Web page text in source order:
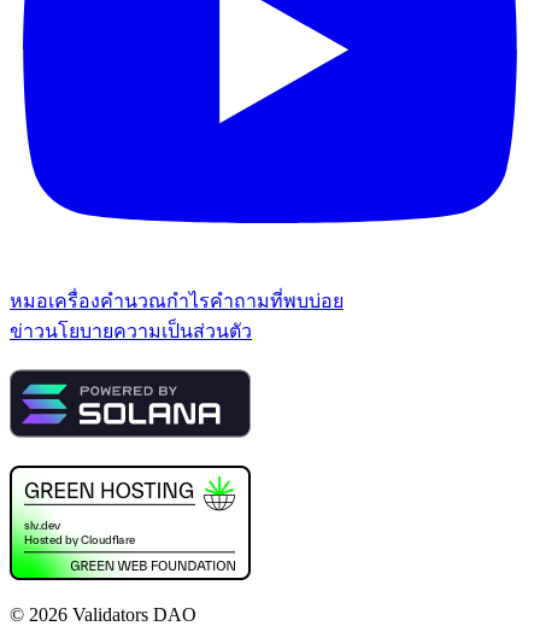
หมอเครื่องคำนวณกำไรคำถามที่พบบ่อย
ข่าวนโยบายความเป็นส่วนตัว
© 2026 Validators DAO